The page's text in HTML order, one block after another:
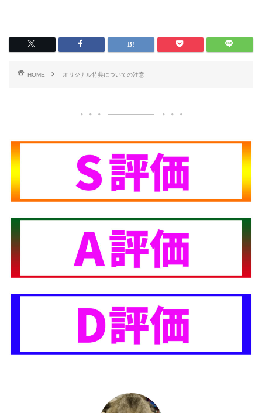
HOME オリジナル特典についての注意